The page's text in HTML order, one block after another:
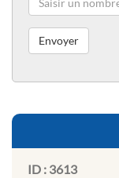
ID : 3613